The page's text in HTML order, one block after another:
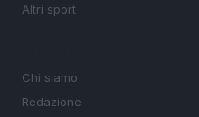
Altri sport
Chi siamo
Redazione